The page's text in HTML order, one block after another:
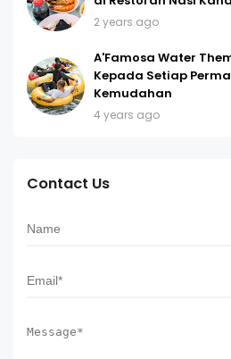
2 years ago
A'Famosa Water
Kepada Setiap
Kemudahan
4 years ago
Contact Us